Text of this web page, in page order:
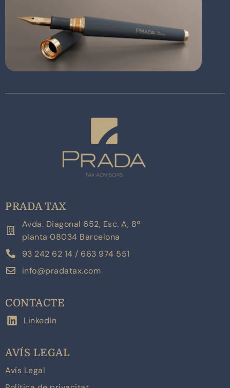
PRADA TAX
Avda. Diagonal 652, Esc. A, 8ª
planta 08034 Barcelona
93 242 62 14 / 663 974 551
info@pradatax.com
CONTACTE
LinkedIn
AVÍS LEGAL
Avís Legal